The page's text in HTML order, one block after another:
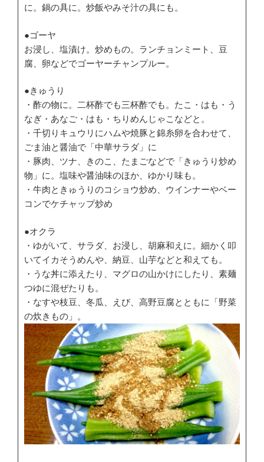
に。鍋の具に。炒飯やみそ汁の具にも。
●ゴーヤ
お浸し、塩漬け。炒めもの。ランチョンミート、豆
腐、卵などでゴーヤーチャンプルー。
●きゅうり
・酢の物に。二杯酢でも三杯酢でも。たこ・はも・う
なぎ・あなご・はも・ちりめんじゃこなどと。
・千切りキュウリにハムや焼豚と錦糸卵を合わせて、
ごま油と醤油で「中華サラダ」に
・豚肉、ツナ、きのこ、たまごなどで「きゅうり炒め
物」に。塩味や醤油味のほか、ゆかり味も。
・牛肉ときゅうりのコショウ炒め、ウインナーやベー
コンでケチャップ炒め
●オクラ
・ゆがいて、サラダ、お浸し、胡麻和えに。細かく叩
いてイカそうめんや、納豆、山芋などと和えても。
・うな丼に添えたり、マグロの山かけにしたり、素麺
つゆに混ぜたりも。
・なすや枝豆、冬瓜、えび、高野豆腐とともに「野菜
の炊きもの」。